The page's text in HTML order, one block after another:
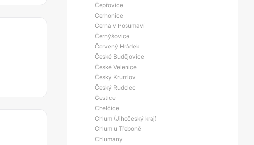
Čepřovice
Cerhonice
Černá v Pošumaví
Černýšovice
Červený Hrádek
České Budějovice
České Velenice
Český Krumlov
Český Rudolec
Čestice
Chelčice
Chlum (Jihočeský kraj)
Chlum u Třeboně
Chlumany